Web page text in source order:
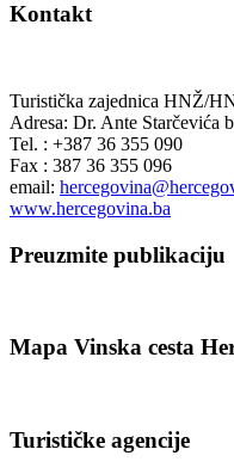
Kontakt
Turistička zajednica HNŽ/
Adresa: Dr. Ante Starčevića
Tel. : +387 36 355 090
Fax : 387 36 355 096
email:
www.hercegovina.ba
Preuzmite publikaciju
Mapa Vinska cesta
Turističke agencije